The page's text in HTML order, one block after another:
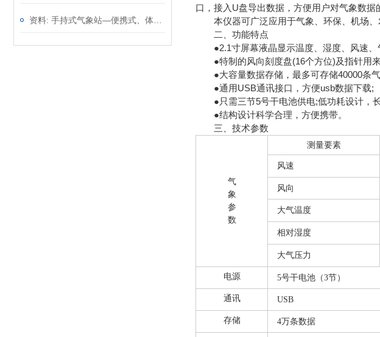
口，接入U盘导出数据，方便用户对气象数据
本仪器可广泛应用于气象、环保、机场、
二、功能特点
●2.1寸屏幕液晶显示温度、湿度、风速、
●特制的风向刻度盘(16个方位)及指针用
●大容量数据存储，最多可存储40000条气
●通用USB通讯接口，方便usb数据下载;
●只需三节5号干电池供电;低功耗设计，
●结构设计科学合理，方便携带。
三、技术参数
气
象
参
数
测量要素
风速
风向
大气温度
相对湿度
大气压力
电源 5号干电池（3节）
通讯 USB
存储 4万条数据